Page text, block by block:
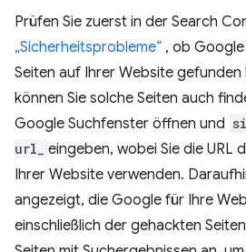
Prüfen Sie zuerst in der Search
„Sicherheitsprobleme“ , ob
Seiten auf Ihrer Website gefunden
können Sie solche Seiten auch
Google Suchfenster öffnen und
url_
eingeben, wobei Sie die URL
Ihrer Website verwenden.
angezeigt, die Google für Ihre
einschließlich der gehackten